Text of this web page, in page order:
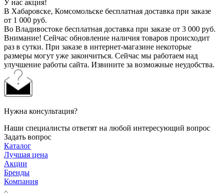
У нас акция!
В Хабаровске, Комсомольске бесплатная доставка при заказе
от 1 000 руб.
Во Владивостоке бесплатная доставка при заказе от 3 000 руб.
Внимание! Сейчас обновление наличия товаров происходит
раз в сутки. При заказе в интернет-магазине некоторые
размеры могут уже закончиться. Сейчас мы работаем над
улучшение работы сайта. Извините за возможные неудобства.
Нужна консультация?
Наши специалисты ответят на любой интересующий вопрос
Задать вопрос
Каталог
Лучшая цена
Акции
Бренды
Компания